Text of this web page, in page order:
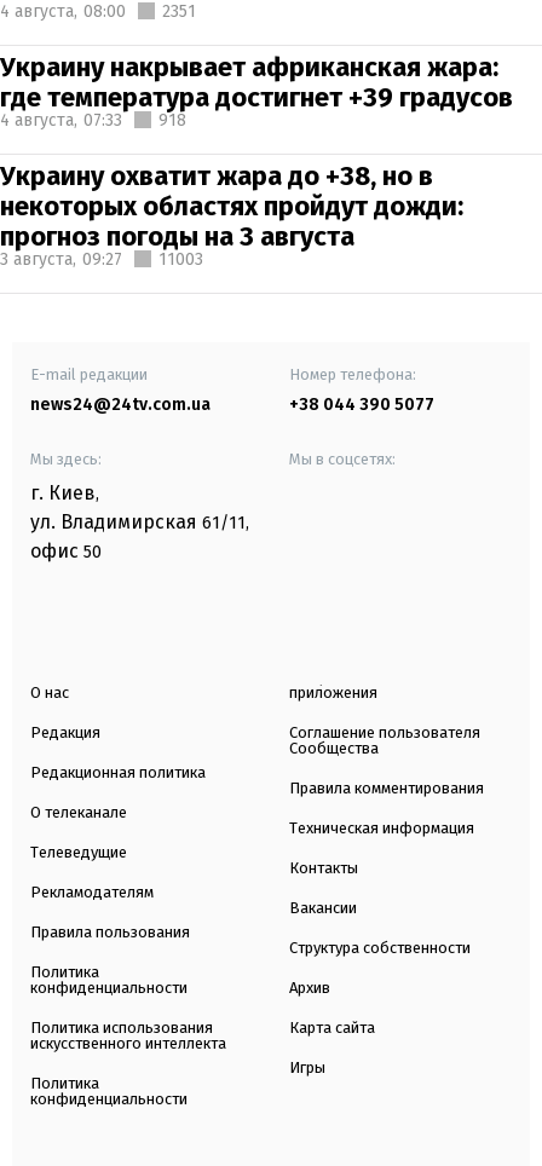
4 августа, 08:00 2351
Украину накрывает африканская жара:
где температура достигнет +39 градусов
4 августа, 07:33 918
Украину охватит жара до +38, но в
некоторых областях пройдут дожди:
прогноз погоды на 3 августа
3 августа, 09:27 11003
E-mail редакции
news24@24tv.com.ua
Номер телефона:
+38 044 390 5077
Мы здесь:
г. Киев,
ул. Владимирская 61/11,
офис 50
Мы в соцсетях:
О нас
Редакция
Редакционная политика
О телеканале
Телеведущие
Рекламодателям
Правила пользования
Политика
конфиденциальности
Политика использования
искусственного интеллекта
Политика
конфиденциальности
приложения
Соглашение пользователя
Сообщества
Правила комментирования
Техническая информация
Контакты
Вакансии
Структура собственности
Архив
Карта сайта
Игры